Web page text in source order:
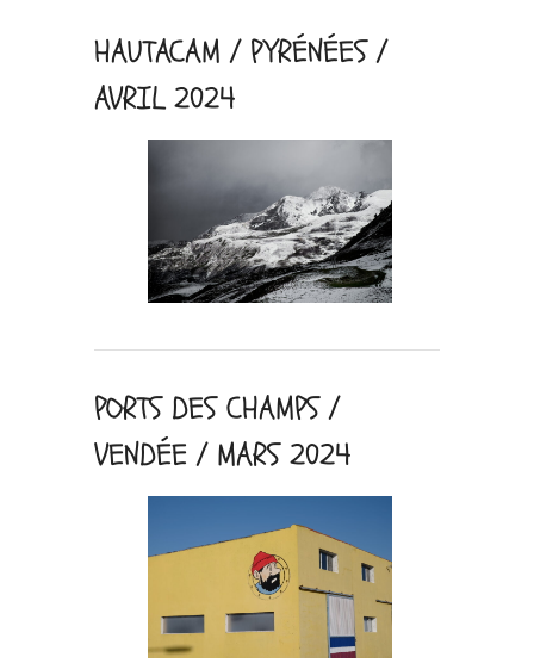
HAUTACAM / PYRÉNÉES /
AVRIL 2024
PORTS DES CHAMPS /
VENDÉE / MARS 2024